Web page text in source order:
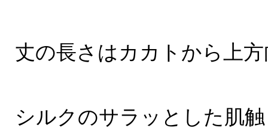
丈の長さはカカトから上
シルクのサラッとした肌